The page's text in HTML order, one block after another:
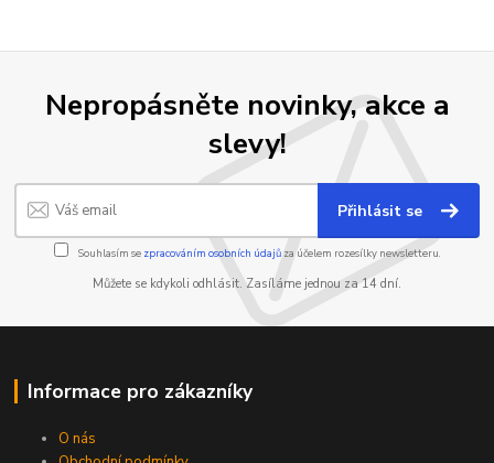
Nepropásněte novinky, akce a
slevy!
Přihlásit se
Souhlasím se zpracováním osobních údajůza účelem rozesílky newsletteru.
Můžete se kdykoli odhlásit. Zasíláme jednou za 14 dní.
Informace pro zákazníky
O nás